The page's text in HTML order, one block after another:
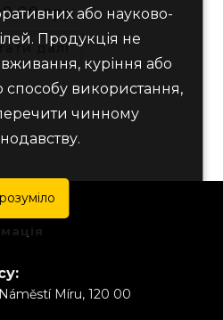
грн
далі
Míru, 120 00
або науково-
Продукція не
куріння або
способу використання,
чинному